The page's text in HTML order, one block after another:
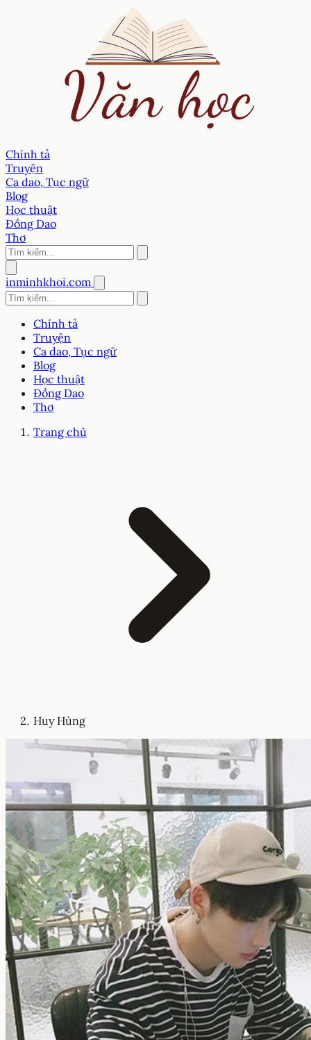
Chính tả
Truyện
Ca dao, Tục ngữ
Blog
Học thuật
Đồng Dao
Thơ
inminhkhoi.com
Chính tả
Truyện
Ca dao, Tục ngữ
Blog
Học thuật
Đồng Dao
Thơ
Trang chủ
Huy Hùng